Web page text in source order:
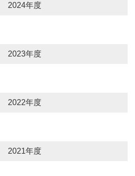
2024年度
2023年度
2022年度
2021年度